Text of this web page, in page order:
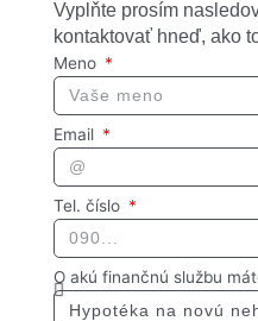
Vyplňte prosím
kontaktovať hneď, ako
Meno
Email
Tel. číslo
O akú finančnú službu